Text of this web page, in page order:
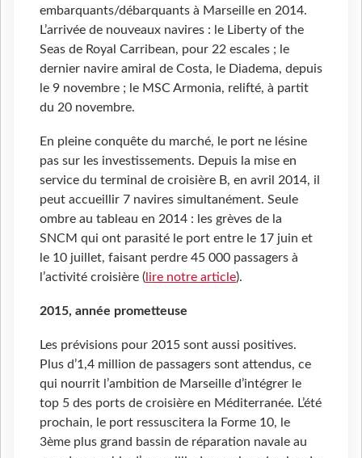
embarquants/débarquants à Marseille en 2014.
L’arrivée de nouveaux navires : le Liberty of the
Seas de Royal Carribean, pour 22 escales ; le
dernier navire amiral de Costa, le Diadema, depuis
le 9 novembre ; le MSC Armonia, relifté, à partit
du 20 novembre.
En pleine conquête du marché, le port ne lésine
pas sur les investissements. Depuis la mise en
service du terminal de croisière B, en avril 2014, il
peut accueillir 7 navires simultanément. Seule
ombre au tableau en 2014 : les grèves de la
SNCM qui ont parasité le port entre le 17 juin et
le 10 juillet, faisant perdre 45 000 passagers à
l’activité croisière ( lire notre article).
2015, année prometteuse
Les prévisions pour 2015 sont aussi positives.
Plus d’1,4 million de passagers sont attendus, ce
qui nourrit l’ambition de Marseille d’intégrer le
top 5 des ports de croisière en Méditerranée. L’été
prochain, le port ressuscitera la Forme 10, le
3ème plus grand bassin de réparation navale au